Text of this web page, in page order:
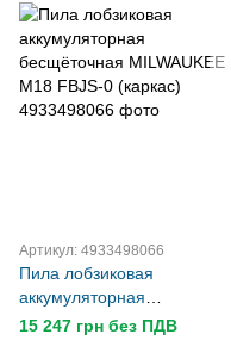
Артикул: 4933498066
Пила лобзиковая
аккумуляторная
бесщёточная MILWAUKEE
15 247 грн без ПДВ